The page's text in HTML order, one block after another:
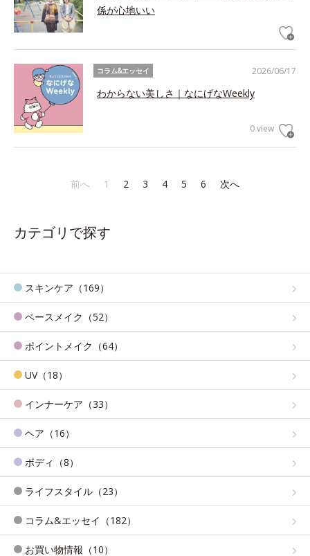
係が心地いい
2026/06/17
コラム&エッセイ
わからない美しさ｜なにげなWeekly
0 view
前へ 1 2 3 4 5 6 次へ
カテゴリで探す
スキンケア（169）
ベースメイク（52）
ポイントメイク（64）
UV（18）
インナーケア（33）
ヘア（16）
ボディ（8）
ライフスタイル（23）
コラム&エッセイ（182）
お買い物情報（10）